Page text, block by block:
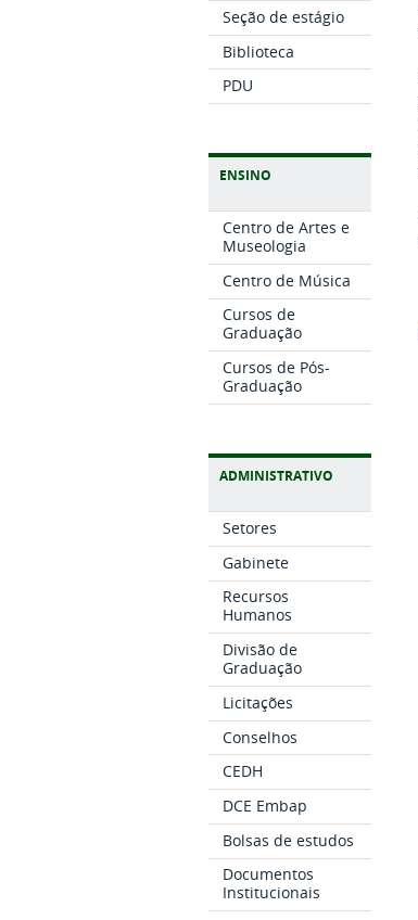
Seção de estágio
Biblioteca
PDU
ENSINO
Centro de Artes e
Museologia
Centro de Música
Cursos de
Graduação
Cursos de Pós-
Graduação
ADMINISTRATIVO
Setores
Gabinete
Recursos
Humanos
Divisão de
Graduação
Licitações
Conselhos
CEDH
DCE Embap
Bolsas de estudos
Documentos
Institucionais